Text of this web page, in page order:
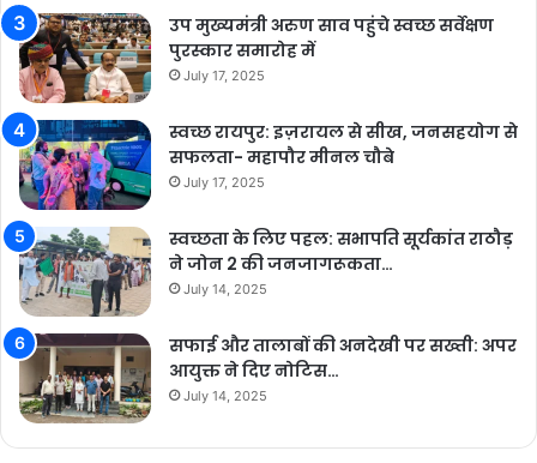
उप मुख्यमंत्री अरुण साव पहुंचे स्वच्छ सर्वेक्षण
पुरस्कार समारोह में
July 17, 2025
स्वच्छ रायपुर: इज़रायल से सीख, जनसहयोग से
सफलता- महापौर मीनल चौबे
July 17, 2025
स्वच्छता के लिए पहल: सभापति सूर्यकांत राठौड़
ने जोन 2 की जनजागरूकता…
July 14, 2025
सफाई और तालाबों की अनदेखी पर सख्ती: अपर
आयुक्त ने दिए नोटिस…
July 14, 2025